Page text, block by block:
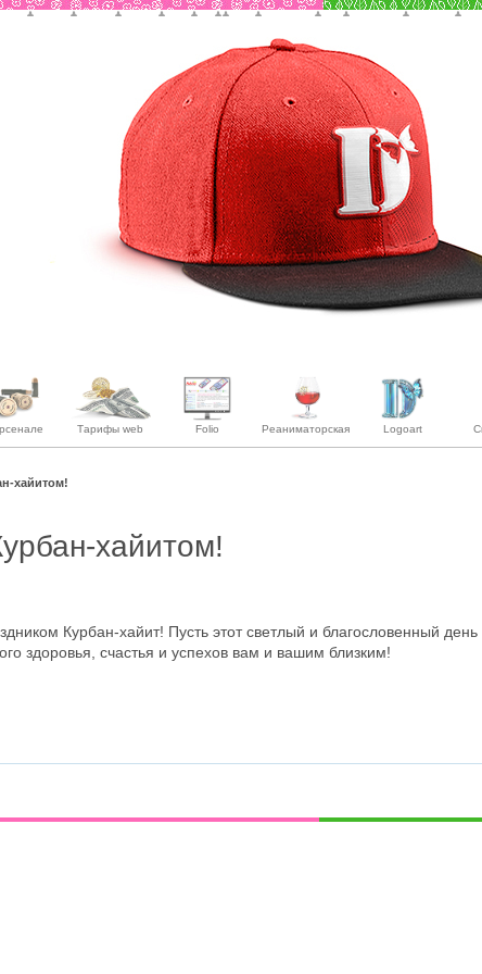
Тарифы web Folio Реаниматорская Logoart
хайитом!
хайитом!
Курбан-хайит! Пусть этот светлый и благословенный
здоровья, счастья и успехов вам и вашим близким!